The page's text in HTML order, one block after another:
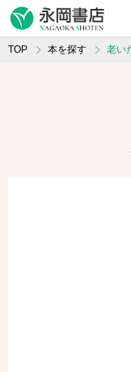
TOP 本を探す 老い